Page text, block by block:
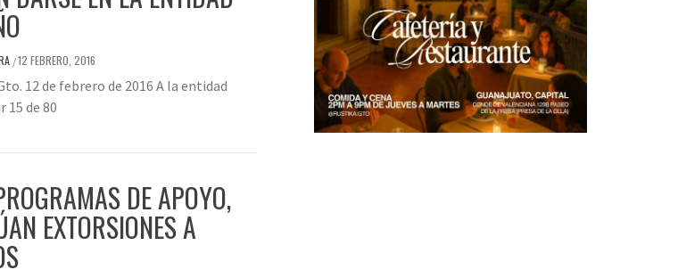
/12 FEBRERO, 2016
12 de febrero de 2016 A la entidad
15 de 80
DE APOYO,
EXTORSIONES A